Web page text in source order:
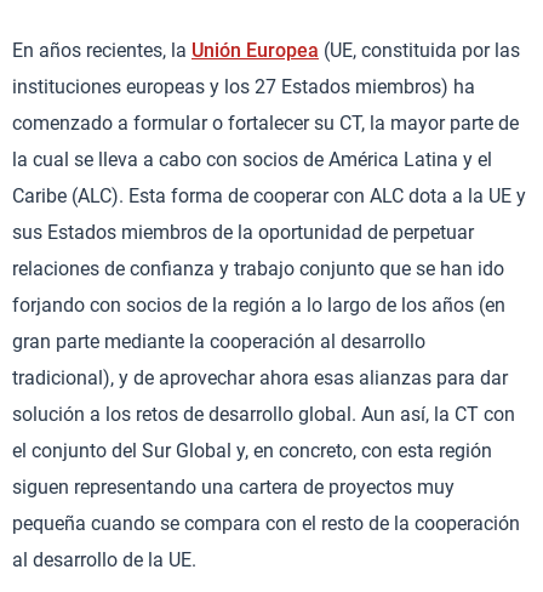
En años recientes, la Unión Europea (UE, constituida por las
instituciones europeas y los 27 Estados miembros) ha
comenzado a formular o fortalecer su CT, la mayor parte de
la cual se lleva a cabo con socios de América Latina y el
Caribe (ALC). Esta forma de cooperar con ALC dota a la UE y
sus Estados miembros de la oportunidad de perpetuar
relaciones de confianza y trabajo conjunto que se han ido
forjando con socios de la región a lo largo de los años (en
gran parte mediante la cooperación al desarrollo
tradicional), y de aprovechar ahora esas alianzas para dar
solución a los retos de desarrollo global. Aun así, la CT con
el conjunto del Sur Global y, en concreto, con esta región
siguen representando una cartera de proyectos muy
pequeña cuando se compara con el resto de la cooperación
al desarrollo de la UE.